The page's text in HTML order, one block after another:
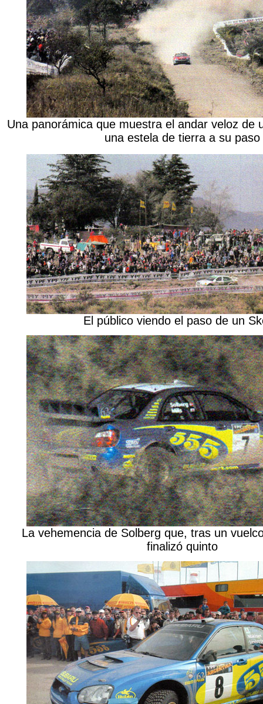
Una panorámica que muestra el andar veloz de
una estela de tierra a su paso
El público viendo el paso de un
La vehemencia de Solberg que, tras un
finalizó quinto